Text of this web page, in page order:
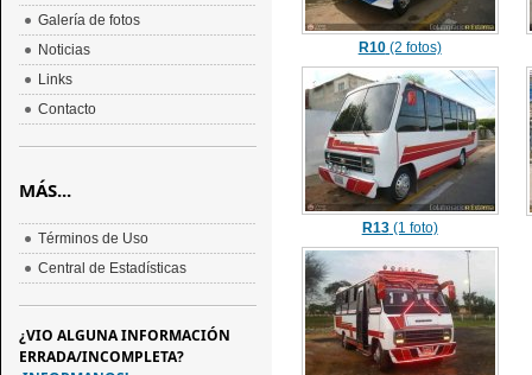
R10(2 fotos)
R13(1 foto)
Galería de fotos
Noticias
Links
Contacto
MÁS...
Términos de Uso
Central de Estadísticas
¿VIO ALGUNA INFORMACIÓN
ERRADA/INCOMPLETA?